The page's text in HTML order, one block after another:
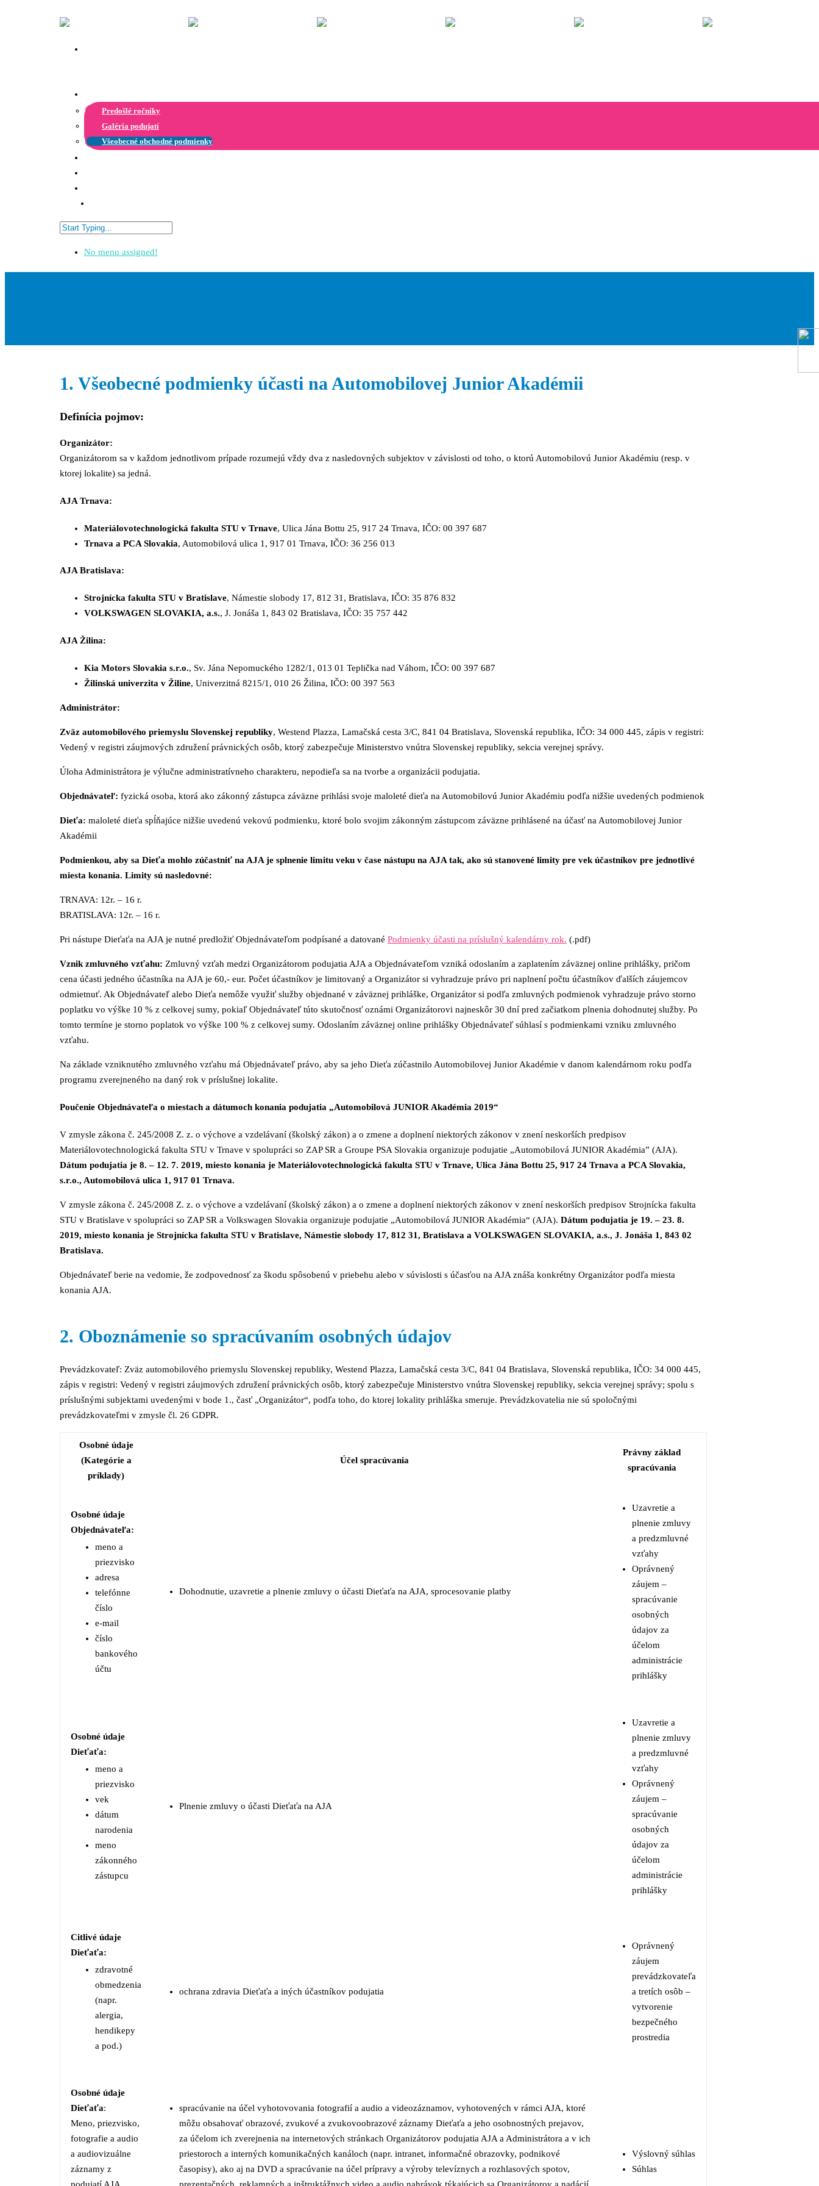
Predošlé ročníky
Galéria podujatí
Všeobecné obchodné podmienky
No menu assigned!
1. Všeobecné podmienky účasti na Automobilovej Junior Akadémii
Definícia pojmov:
Organizátor:
Organizátorom sa v každom jednotlivom prípade rozumejú vždy dva z nasledovných subjektov v závislosti od toho, o ktorú Automobilovú Junior Akadémiu (resp. v
ktorej lokalite) sa jedná.
AJA Trnava:
Materiálovotechnologická fakulta STU v Trnave, Ulica Jána Bottu 25, 917 24 Trnava, IČO: 00 397 687
Trnava a PCA Slovakia, Automobilová ulica 1, 917 01 Trnava, IČO: 36 256 013
AJA Bratislava:
Strojnícka fakulta STU v Bratislave, Námestie slobody 17, 812 31, Bratislava, IČO: 35 876 832
VOLKSWAGEN SLOVAKIA, a.s., J. Jonáša 1, 843 02 Bratislava, IČO: 35 757 442
AJA Žilina:
Kia Motors Slovakia s.r.o., Sv. Jána Nepomuckého 1282/1, 013 01 Teplička nad Váhom, IČO: 00 397 687
Žilinská univerzita v Žiline, Univerzitná 8215/1, 010 26 Žilina, IČO: 00 397 563
Administrátor:
Zväz automobilového priemyslu Slovenskej republiky, Westend Plazza, Lamačská cesta 3/C, 841 04 Bratislava, Slovenská republika, IČO: 34 000 445, zápis v registri:
Vedený v registri záujmových združení právnických osôb, ktorý zabezpečuje Ministerstvo vnútra Slovenskej republiky, sekcia verejnej správy.
Úloha Administrátora je výlučne administratívneho charakteru, nepodieľa sa na tvorbe a organizácii podujatia.
Objednávateľ: fyzická osoba, ktorá ako zákonný zástupca záväzne prihlási svoje maloleté dieťa na Automobilovú Junior Akadémiu podľa nižšie uvedených podmienok
Dieťa: maloleté dieťa spĺňajúce nižšie uvedenú vekovú podmienku, ktoré bolo svojim zákonným zástupcom záväzne prihlásené na účasť na Automobilovej Junior
Akadémii
Podmienkou, aby sa Dieťa mohlo zúčastniť na AJA je splnenie limitu veku v čase nástupu na AJA tak, ako sú stanovené limity pre vek účastníkov pre jednotlivé
miesta konania. Limity sú nasledovné:
TRNAVA: 12r. – 16 r.
BRATISLAVA: 12r. – 16 r.
Pri nástupe Dieťaťa na AJA je nutné predložiť Objednávateľom podpísané a datované Podmienky účasti na príslušný kalendárny rok. (.pdf)
Vznik zmluvného vzťahu: Zmluvný vzťah medzi Organizátorom podujatia AJA a Objednávateľom vzniká odoslaním a zaplatením záväznej online prihlášky, pričom
cena účasti jedného účastníka na AJA je 60,- eur. Počet účastníkov je limitovaný a Organizátor si vyhradzuje právo pri naplnení počtu účastníkov ďalších záujemcov
odmietnuť. Ak Objednávateľ alebo Dieťa nemôže využiť služby objednané v záväznej prihláške, Organizátor si podľa zmluvných podmienok vyhradzuje právo storno
poplatku vo výške 10 % z celkovej sumy, pokiaľ Objednávateľ túto skutočnosť oznámi Organizátorovi najneskôr 30 dní pred začiatkom plnenia dohodnutej služby. Po
tomto termíne je storno poplatok vo výške 100 % z celkovej sumy. Odoslaním záväznej online prihlášky Objednávateľ súhlasí s podmienkami vzniku zmluvného
vzťahu.
Na základe vzniknutého zmluvného vzťahu má Objednávateľ právo, aby sa jeho Dieťa zúčastnilo Automobilovej Junior Akadémie v danom kalendárnom roku podľa
programu zverejneného na daný rok v príslušnej lokalite.
Poučenie Objednávateľa o miestach a dátumoch konania podujatia „Automobilová JUNIOR Akadémia 2019“
V zmysle zákona č. 245/2008 Z. z. o výchove a vzdelávaní (školský zákon) a o zmene a doplnení niektorých zákonov v znení neskorších predpisov
Materiálovotechnologická fakulta STU v Trnave v spolupráci so ZAP SR a Groupe PSA Slovakia organizuje podujatie „Automobilová JUNIOR Akadémia” (AJA).
Dátum podujatia je 8. – 12. 7. 2019, miesto konania je Materiálovotechnologická fakulta STU v Trnave, Ulica Jána Bottu 25, 917 24 Trnava a PCA Slovakia,
s.r.o., Automobilová ulica 1, 917 01 Trnava.
V zmysle zákona č. 245/2008 Z. z. o výchove a vzdelávaní (školský zákon) a o zmene a doplnení niektorých zákonov v znení neskorších predpisov Strojnícka fakulta
STU v Bratislave v spolupráci so ZAP SR a Volkswagen Slovakia organizuje podujatie „Automobilová JUNIOR Akadémia“ (AJA). Dátum podujatia je 19. – 23. 8.
2019, miesto konania je Strojnícka fakulta STU v Bratislave, Námestie slobody 17, 812 31, Bratislava a VOLKSWAGEN SLOVAKIA, a.s., J. Jonáša 1, 843 02
Bratislava.
Objednávateľ berie na vedomie, že zodpovednosť za škodu spôsobenú v priebehu alebo v súvislosti s účasťou na AJA znáša konkrétny Organizátor podľa miesta
konania AJA.
2. Oboznámenie so spracúvaním osobných údajov
Prevádzkovateľ: Zväz automobilového priemyslu Slovenskej republiky, Westend Plazza, Lamačská cesta 3/C, 841 04 Bratislava, Slovenská republika, IČO: 34 000 445,
zápis v registri: Vedený v registri záujmových združení právnických osôb, ktorý zabezpečuje Ministerstvo vnútra Slovenskej republiky, sekcia verejnej správy; spolu s
príslušnými subjektami uvedenými v bode 1., časť „Organizátor“, podľa toho, do ktorej lokality prihláška smeruje. Prevádzkovatelia nie sú spoločnými
prevádzkovateľmi v zmysle čl. 26 GDPR.
Osobné údaje
(Kategórie a
príklady)
Účel spracúvania
Právny základ
spracúvania
Osobné údaje
Objednávateľa:
meno a
priezvisko
adresa
telefónne
číslo
e-mail
číslo
bankového
účtu
Dohodnutie, uzavretie a plnenie zmluvy o účasti Dieťaťa na AJA, sprocesovanie platby
Uzavretie a
plnenie zmluvy
a predzmluvné
vzťahy
Oprávnený
záujem –
spracúvanie
osobných
údajov za
účelom
administrácie
prihlášky
Osobné údaje
Dieťaťa:
meno a
priezvisko
vek
dátum
narodenia
meno
zákonného
zástupcu
Plnenie zmluvy o účasti Dieťaťa na AJA
Uzavretie a
plnenie zmluvy
a predzmluvné
vzťahy
Oprávnený
záujem –
spracúvanie
osobných
údajov za
účelom
administrácie
prihlášky
Citlivé údaje
Dieťaťa:
zdravotné
obmedzenia
(napr.
alergia,
hendikepy
a pod.)
ochrana zdravia Dieťaťa a iných účastníkov podujatia
Oprávnený
záujem
prevádzkovateľa
a tretích osôb –
vytvorenie
bezpečného
prostredia
Osobné údaje
Dieťaťa:
Meno, priezvisko,
fotografie a audio
a audiovizuálne
záznamy z
spracúvanie na účel vyhotovovania fotografií a audio a videozáznamov, vyhotovených v rámci AJA, ktoré
môžu obsahovať obrazové, zvukové a zvukovoobrazové záznamy Dieťaťa a jeho osobnostných prejavov,
za účelom ich zverejnenia na internetových stránkach Organizátorov podujatia AJA a Administrátora a v ich
priestoroch a interných komunikačných kanáloch (napr. intranet, informačné obrazovky, podnikové
časopisy), ako aj na DVD a spracúvanie na účel prípravy a výroby televíznych a rozhlasových spotov,
Výslovný súhlas
Súhlas